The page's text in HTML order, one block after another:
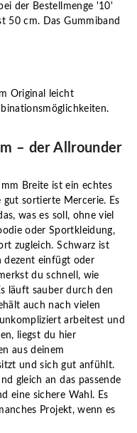
der Bestellmenge '10'
50 cm. Das Gummiband
Original leicht
– der Allrounder
Breite ist ein echtes
sortierte Mercerie. Es
was es soll, ohne viel
oder Sportkleidung,
zugleich. Schwarz ist
dezent einfügt oder
du schnell, wie
läuft sauber durch den
auch nach vielen
arbeitest und
liegst du hier
aus deinem
und sich gut anfühlt.
gleich an das passende
eine sichere Wahl. Es
Projekt, wenn es